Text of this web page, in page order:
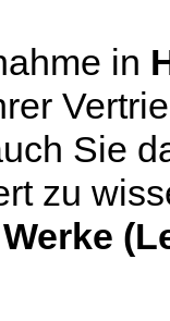
in
Sie
zu
Werke